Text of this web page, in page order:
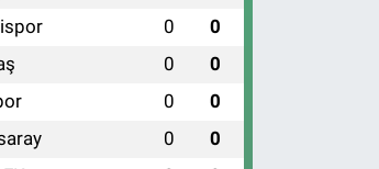
0 0
0 0
0 0
0 0